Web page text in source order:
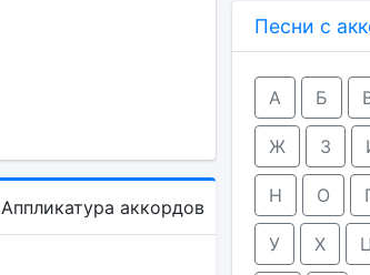
Аппликатура аккордов
Песни с
А Б
Ж З
Н О
У Х